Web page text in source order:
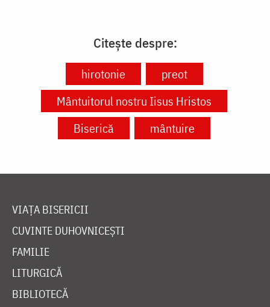
Citește despre:
hirotonie
preot
Mântuitorul nostru Iisus Hristos
Biserică
mântuire
VIAȚA BISERICII
CUVINTE DUHOVNICEȘTI
FAMILIE
LITURGICĂ
BIBLIOTECĂ